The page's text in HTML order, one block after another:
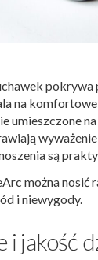
na
umieszczone
wyważenie
są
można nosić
i niewygody.
i jakość